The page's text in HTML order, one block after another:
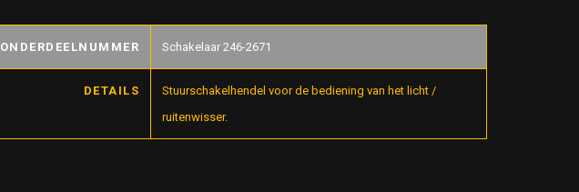
ONDERDEELNUMMER Schakelaar 246-2671
DETAILS
Stuurschakelhendel voor de bediening van het licht /
ruitenwisser.